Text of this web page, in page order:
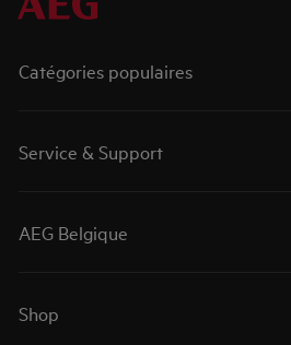
Catégories populaires
Service & Support
AEG Belgique
Shop